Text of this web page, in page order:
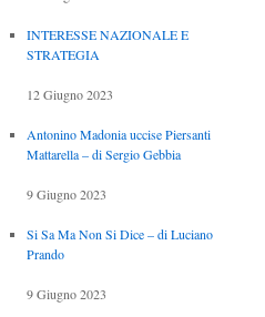
INTERESSE NAZIONALE E
STRATEGIA
12 Giugno 2023
Antonino Madonia uccise Piersanti
Mattarella – di Sergio Gebbia
9 Giugno 2023
Si Sa Ma Non Si Dice – di Luciano
Prando
9 Giugno 2023